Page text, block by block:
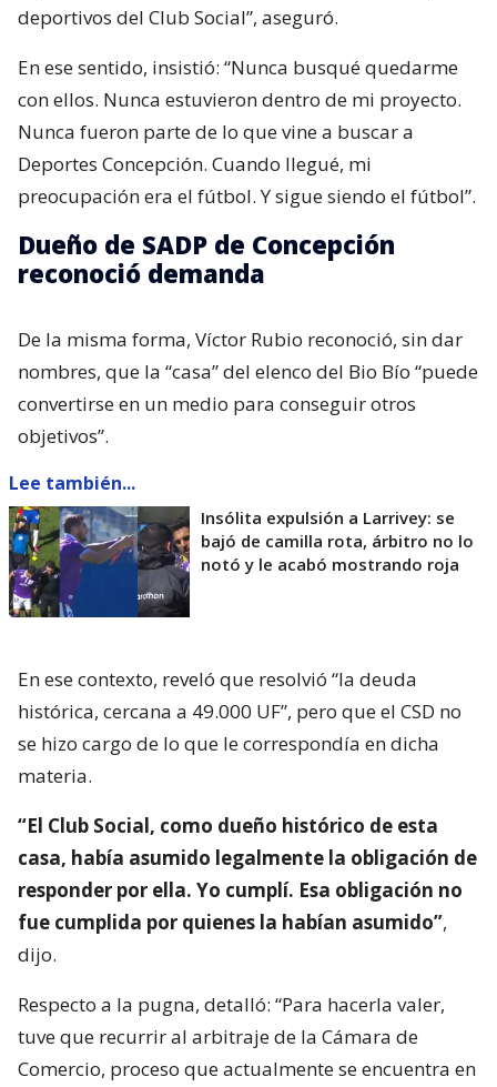
deportivos del Club Social”, aseguró.
En ese sentido, insistió: “Nunca busqué quedarme
con ellos. Nunca estuvieron dentro de mi proyecto.
Nunca fueron parte de lo que vine a buscar a
Deportes Concepción. Cuando llegué, mi
preocupación era el fútbol. Y sigue siendo el fútbol”.
Dueño de SADP de Concepción
reconoció demanda
De la misma forma, Víctor Rubio reconoció, sin dar
nombres, que la “casa” del elenco del Bio Bío “puede
convertirse en un medio para conseguir otros
objetivos”.
Lee también...
Insólita expulsión a Larrivey: se
bajó de camilla rota, árbitro no lo
notó y le acabó mostrando roja
En ese contexto, reveló que resolvió “la deuda
histórica, cercana a 49.000 UF”, pero que el CSD no
se hizo cargo de lo que le correspondía en dicha
materia.
“El Club Social, como dueño histórico de esta
casa, había asumido legalmente la obligación de
responder por ella. Yo cumplí. Esa obligación no
fue cumplida por quienes la habían asumido”,
dijo.
Respecto a la pugna, detalló: “Para hacerla valer,
tuve que recurrir al arbitraje de la Cámara de
Comercio, proceso que actualmente se encuentra en